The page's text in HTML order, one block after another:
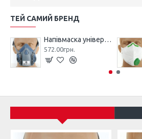
ТЕЙ САМИЙ БРЕНД
Напівмаска універсальна МІКРОН НМ
572.00грн.